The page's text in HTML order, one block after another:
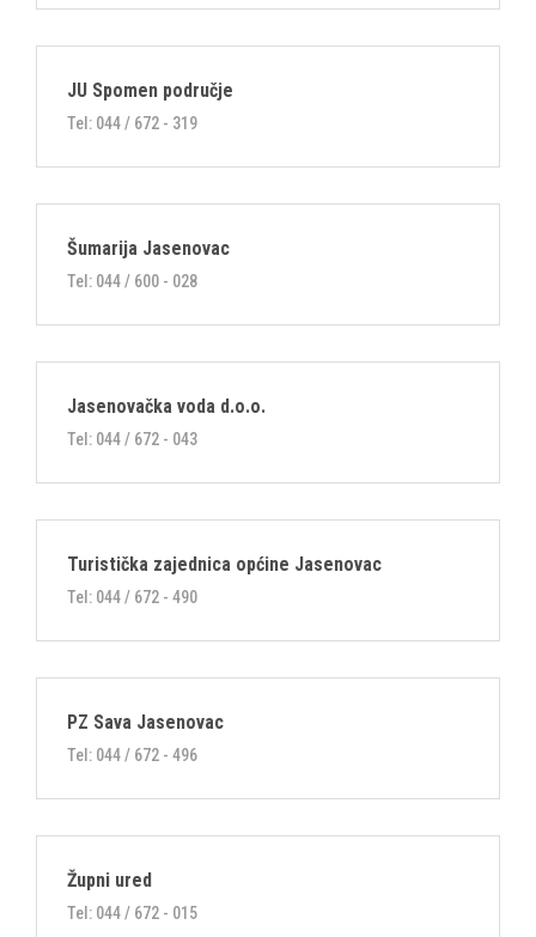
JU Spomen područje
Tel: 044 / 672 - 319
Šumarija Jasenovac
Tel: 044 / 600 - 028
Jasenovačka voda d.o.o.
Tel: 044 / 672 - 043
Turistička zajednica općine Jasenovac
Tel: 044 / 672 - 490
PZ Sava Jasenovac
Tel: 044 / 672 - 496
Župni ured
Tel: 044 / 672 - 015